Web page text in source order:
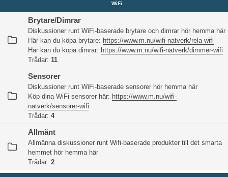
WiFi
Brytare/Dimrar
Diskussioner runt WiFi-baserade brytare och dimrar hör hemma här
Här kan du köpa brytare: https://www.m.nu/wifi-natverk/rela-wifi
Här kan du köpa dimrar: https://www.m.nu/wifi-natverk/dimmer-wifi
Trådar: 11
Sensorer
Diskussioner runt WiFi-baserade sensorer hör hemma här
Köp dina WiFi sensorer här: https://www.m.nu/wifi-
natverk/sensorer-wifi
Trådar: 4
Allmänt
Allmänna diskussioner runt Wifi-baserade produkter till det smarta
hemmet hör hemma här
Trådar: 2